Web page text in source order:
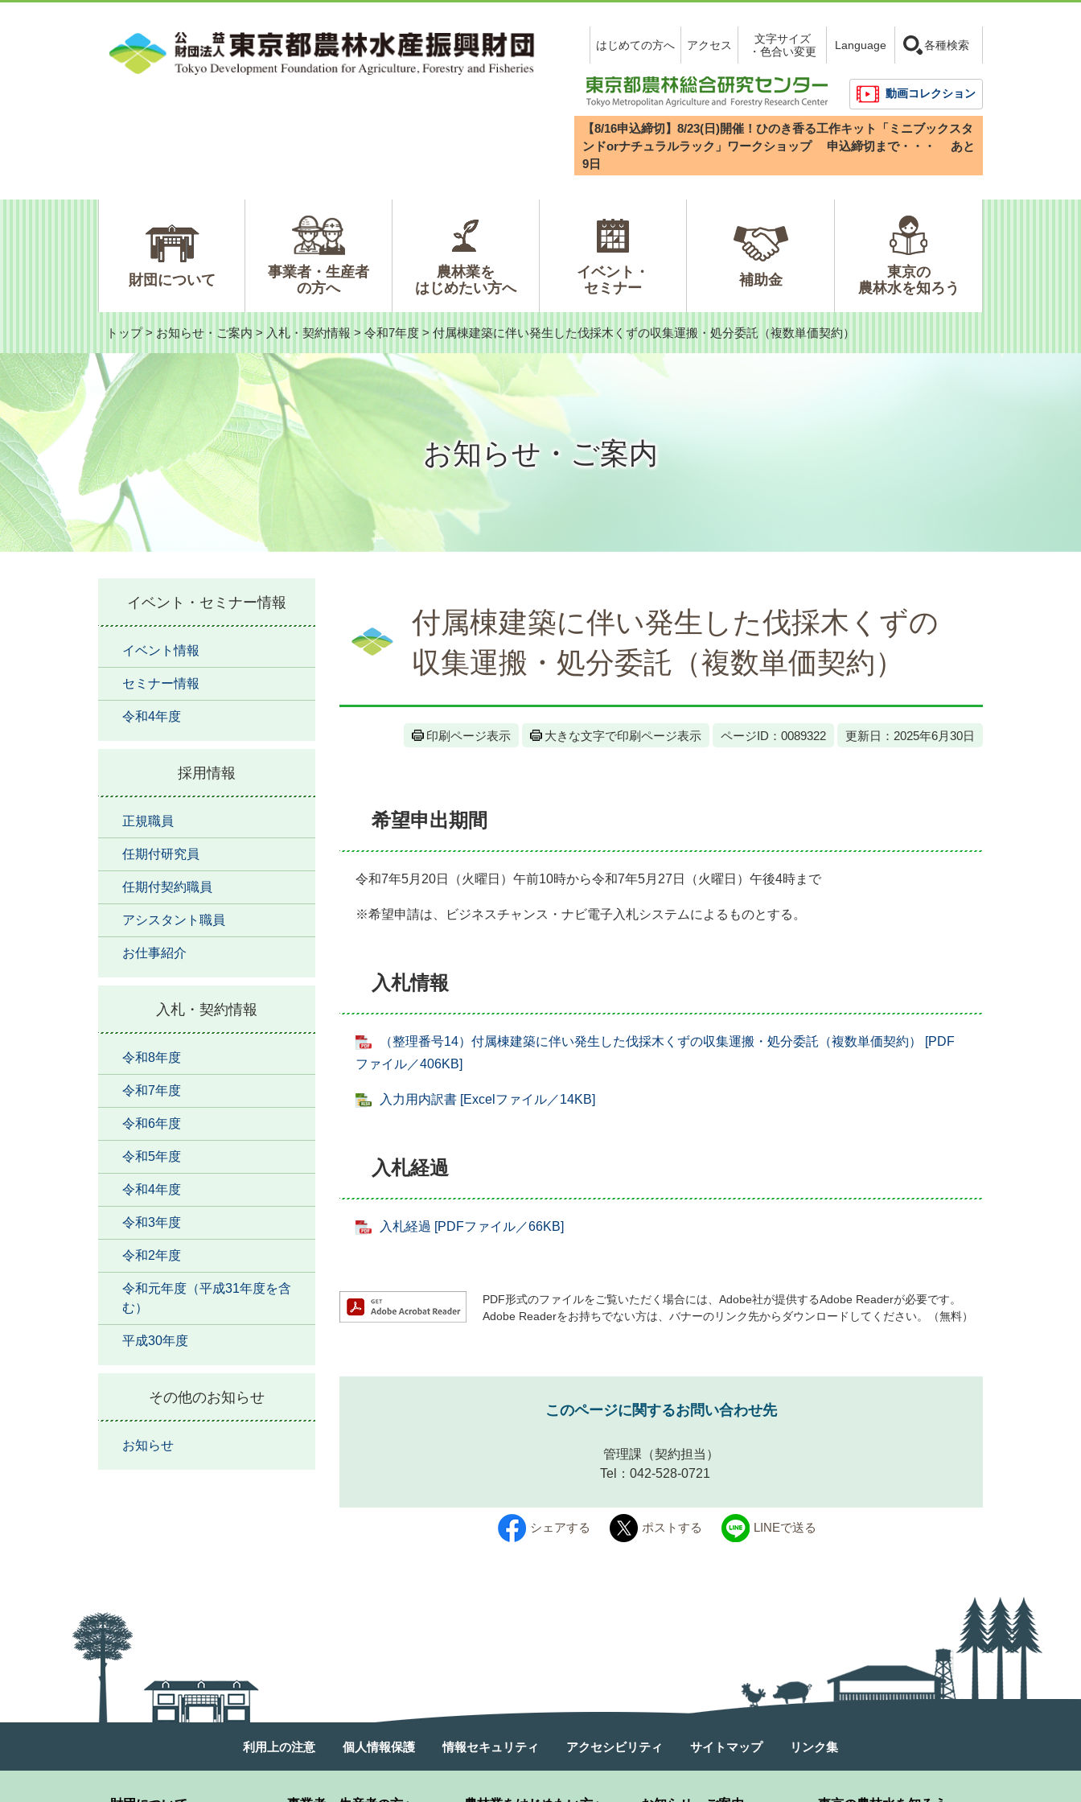
文
はじめての方へ アクセス
文字サイズ
・色合い変更
Language 各種検索
動画コレクション
【8/16申込締切】8/23(日)開催！ひのき香る工作キット「ミニブックスタ
ンドorナチュラルラック」ワークショップ
申込締切まで・・・
あと
9 日
財団について
事業者・生産者
の方へ
農林業を
はじめたい方へ
イベント・
セミナー
補助金
東京の
農林水を知ろう
トップ > お知らせ・ご案内 > 入札・契約情報 > 令和7年度 > 付属棟建築に伴い発生した伐採木くずの収集運搬・処分委託（複数単価契約）
お知らせ・ご案内
付属棟建築に伴い発生した伐採木くずの
収集運搬・処分委託（複数単価契約）
印刷ページ表示 大きな文字で印刷ページ表示 ページID：0089322 更新日：2025年6月30日
希望申出期間
令和7年5月20日（火曜日）午前10時から令和7年5月27日（火曜日）午後4時まで
※希望申請は、ビジネスチャンス・ナビ電子入札システムによるものとする。
入札情報
（整理番号14）付属棟建築に伴い発生した伐採木くずの収集運搬・処分委託（複数単価契約） [PDF
ファイル／406KB]
入力用内訳書 [Excelファイル／14KB]
入札経過
入札経過 [PDFファイル／66KB]
PDF形式のファイルをご覧いただく場合には、Adobe社が提供するAdobe Readerが必要です。
Adobe Readerをお持ちでない方は、バナーのリンク先からダウンロードしてください。（無料）
このページに関するお問い合わせ先
管理課 （契約担当）
Tel：042-528-0721
シェアする ポストする LINEで送る
イベント・セミナー情報
イベント情報
セミナー情報
令和4年度
採用情報
正規職員
任期付研究員
任期付契約職員
アシスタント職員
お仕事紹介
入札・契約情報
令和8年度
令和7年度
令和6年度
令和5年度
令和4年度
令和3年度
令和2年度
令和元年度（平成31年度を含
む）
平成30年度
その他のお知らせ
お知らせ
利用上の注意 個人情報保護 情報セキュリティ アクセシビリティ サイトマップ リンク集